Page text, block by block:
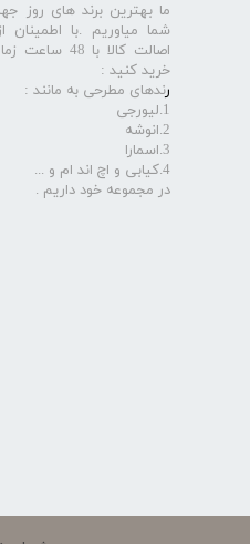
ما بهترین برند های روز
شما میاوریم .با
اصالت کالا
خرید کنید :
رندهای مطرحی به مانند :
1.لیورجی
2.انوشه
3.اسمارا
4.کیابی و اچ اند ام و ...
در مجموعه خود داریم .​​​​​​​